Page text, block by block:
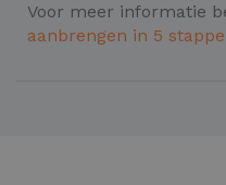
Voor meer informatie
aanbrengen in 5